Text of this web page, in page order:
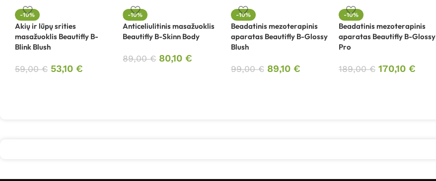
-10%
Akių ir lūpų srities
masažuoklis Beautifly B-
Blink Blush
59,00€ 53,10 €
-10%
Anticeliulitinis masažuoklis
Beautifly B-Skinn Body
89,00€ 80,10€
-10%
Beadatinis mezoterapinis
aparatas Beautifly B-Glossy
Blush
99,00€ 89,10 €
-10%
Beadatinis mezoterapinis
aparatas Beautifly B-Glossy
Pro
189,00€ 170,10 €